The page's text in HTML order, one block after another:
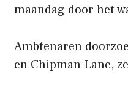
maandag door het
Ambtenaren
en Chipman Lane,